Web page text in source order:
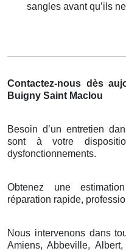
sangles avant qu’ils
Contactez-nous dès
Buigny Saint Maclou
Besoin d’un entretien
sont à votre
dysfonctionnements.
Obtenez une
réparation rapide,
Nous intervenons dans
Amiens, Abbeville,